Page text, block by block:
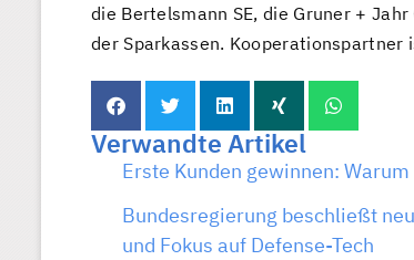
die Bertelsmann SE, die Gruner +
der Sparkassen.
Verwandte Artikel
Erste Kunden gewinnen:
Bundesregierung beschließt
und Fokus auf Defense-Tech